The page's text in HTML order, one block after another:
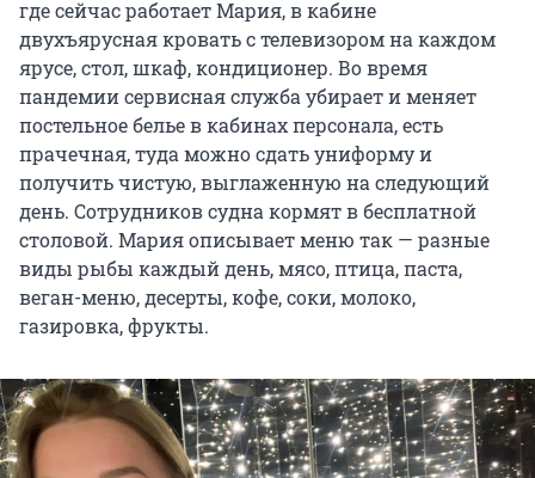
где сейчас работает Мария, в кабине
двухъярусная кровать с телевизором на каждом
ярусе, стол, шкаф, кондиционер. Во время
пандемии сервисная служба убирает и меняет
постельное белье в кабинах персонала, есть
прачечная, туда можно сдать униформу и
получить чистую, выглаженную на следующий
день. Сотрудников судна кормят в бесплатной
столовой. Мария описывает меню так — разные
виды рыбы каждый день, мясо, птица, паста,
веган-меню, десерты, кофе, соки, молоко,
газировка, фрукты.